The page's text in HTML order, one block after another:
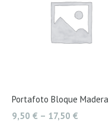
Portafoto Bloque Madera
9,50 € – 17,50 €